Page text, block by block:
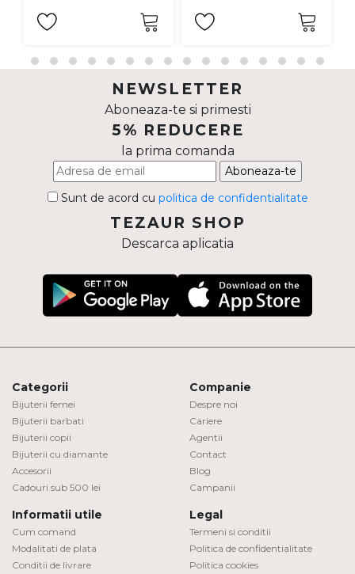
NEWSLETTER
Aboneaza-te si primesti
5% REDUCERE
la prima comanda
Aboneaza-te
Sunt de acord cu politica de confidentialitate
TEZAUR SHOP
Descarca aplicatia
Categorii
Bijuterii femei
Bijuterii barbati
Bijuterii copii
Bijuterii cu diamante
Accesorii
Cadouri sub 500 lei
Companie
Despre noi
Cariere
Agentii
Contact
Blog
Campanii
Informatii utile
Cum comand
Modalitati de plata
Conditii de livrare
Legal
Termeni si conditii
Politica de confidentialitate
Politica cookies